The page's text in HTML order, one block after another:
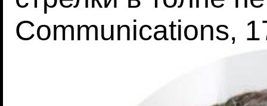
Communications,